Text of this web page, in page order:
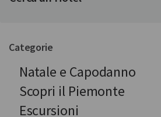
Categorie
Natale e Capodanno
Scopri il Piemonte
Escursioni